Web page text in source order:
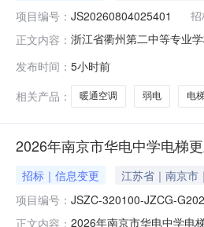
项目编号： JS20260804025401 招
正文内容： 浙江省衢州第二中等专业
以上资质。三、原招标文
件
发布时间： 5小时前
相关产品：
暖通空调 弱电 电
2026年南京市华电中学电梯
招标｜信息变更 江苏省｜南京市
项目编号： JSZC-320100-JZCG-
正文内容： 2026年南京市华电中学电